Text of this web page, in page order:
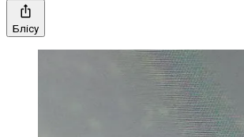
Бөлісу